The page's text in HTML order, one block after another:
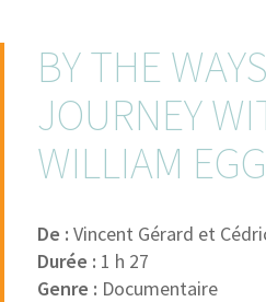
BY THE
JOURNEY
WILLIAM
De : Vincent Gérard et
Durée : 1 h 27
Genre : Documentaire